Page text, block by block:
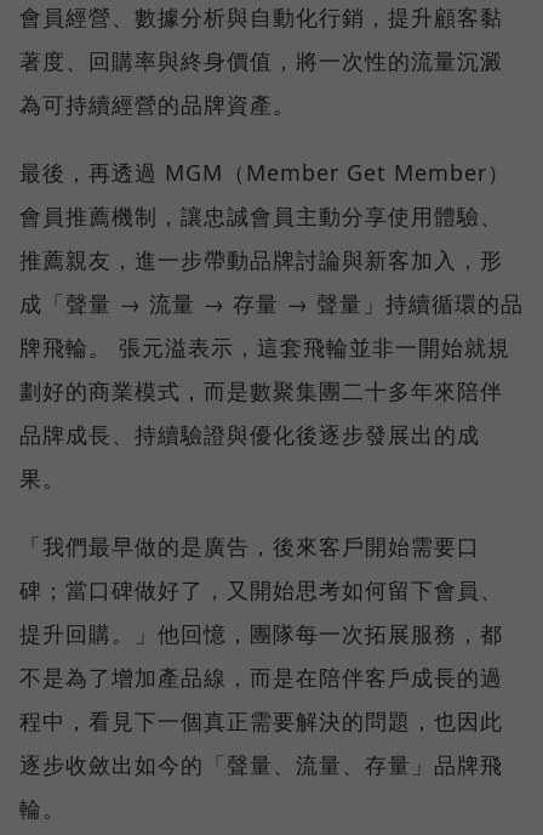
會員經營、數據分析與自動化行銷，提升顧客黏
著度、回購率與終身價值，將一次性的流量沉澱
為可持續經營的品牌資產。
最後，再透過 MGM（Member Get Member）
會員推薦機制，讓忠誠會員主動分享使用體驗、
推薦親友，進一步帶動品牌討論與新客加入，形
成「聲量 → 流量 → 存量 → 聲量」持續循環的品
牌飛輪。 張元溢表示，這套飛輪並非一開始就規
劃好的商業模式，而是數聚集團二十多年來陪伴
品牌成長、持續驗證與優化後逐步發展出的成
果。
「我們最早做的是廣告，後來客戶開始需要口
碑；當口碑做好了，又開始思考如何留下會員、
提升回購。」他回憶，團隊每一次拓展服務，都
不是為了增加產品線，而是在陪伴客戶成長的過
程中，看見下一個真正需要解決的問題，也因此
逐步收斂出如今的「聲量、流量、存量」品牌飛
輪。